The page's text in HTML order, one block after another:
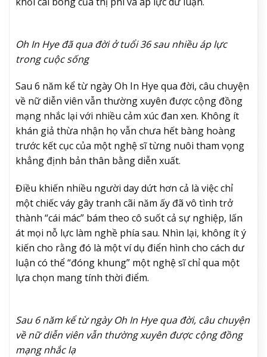
Oh In Hyeđã qua đời ở tuổi 36 sau nhiều áp lực
trong cuộc sống
Sau 6 năm kể từ ngàyOh In Hye qua đời, câu chuyện
về nữ diễn viên vẫn thường xuyên được cộng đồng
mạng nhắc lại với nhiều cảm xúc đan xen. Không ít
khán giả thừa nhận họ vẫn chưa hết bàng hoàng
trước kết cục của một nghệ sĩ từng nuôi tham vọng
khẳng định bản thân bằng diễn xuất.
Điều khiến nhiều người day dứt hơn cả là việc chỉ
một chiếc váy gây tranh cãi năm ấy đã vô tình trở
thành “cái mác” bám theo cô suốt cả sự nghiệp, lấn
át mọi nỗ lực làm nghề phía sau. Nhìn lại, không ít ý
kiến cho rằng đó là một ví dụ điển hình cho cách dư
luận có thể “đóng khung” một nghệ sĩ chỉ qua một
lựa chọn mang tính thời điểm.
Sau 6 năm kể từ ngàyOh In Hyequa đời, câu chuyện
về nữ diễn viên vẫn thường xuyên được cộng đồng
mạng nhắc lạ